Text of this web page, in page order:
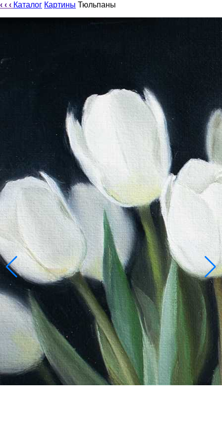
‹ ‹ ‹ Каталог Картины Тюльпаны